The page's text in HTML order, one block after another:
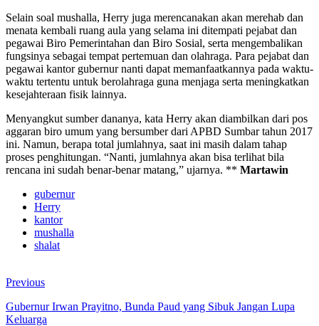
Selain soal mushalla, Herry juga merencanakan akan merehab dan
menata kembali ruang aula yang selama ini ditempati pejabat dan
pegawai Biro Pemerintahan dan Biro Sosial, serta mengembalikan
fungsinya sebagai tempat pertemuan dan olahraga. Para pejabat dan
pegawai kantor gubernur nanti dapat memanfaatkannya pada waktu-
waktu tertentu untuk berolahraga guna menjaga serta meningkatkan
kesejahteraan fisik lainnya.
Menyangkut sumber dananya, kata Herry akan diambilkan dari pos
aggaran biro umum yang bersumber dari APBD Sumbar tahun 2017
ini. Namun, berapa total jumlahnya, saat ini masih dalam tahap
proses penghitungan. “Nanti, jumlahnya akan bisa terlihat bila
rencana ini sudah benar-benar matang,” ujarnya. ** Martawin
gubernur
Herry
kantor
mushalla
shalat
Previous
Gubernur Irwan Prayitno, Bunda Paud yang Sibuk Jangan Lupa
Keluarga